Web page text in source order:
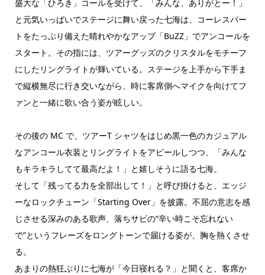
盛大な「ひろき」コールを受けて、「みんな、ありがとー！」
と元気いっぱいでステージに舞い戻った七海は、コーレスパー
トをたっぷり備えた晴れやかなアップ「BuZZ」でアンコールを
スタート。その指には、ツアーグッズのクリスタルをモチーフ
にしたリングライトが輝いている。ステージを上手から下手ま
で縦横無尽に行き交いながら、時に客席側へマイクを向けてフ
ァンと一緒に歌い合う姿が眩しい。
その後の MC で、ツアーT シャツをはじめ黒一色のカジュアル
なアンコール衣装とリングライトをアピールしつつ、「みんな
もキラキラしてて最高だよ！」と嬉しそうに語る七海。
そして「残ってる力を全部出して！」と呼び掛けると、エッジ
ーなロックチューン「Starting Over」を披露。不屈の意志を感
じさせる深みのある歌声、落ちサビの“辛い時こそ忘れない
で”というフレーズをロングトーンで届ける姿が、胸を熱くさせ
る。
あまりの熱狂ぶりに七海が「今日寝れる？」と聞くと、客席か